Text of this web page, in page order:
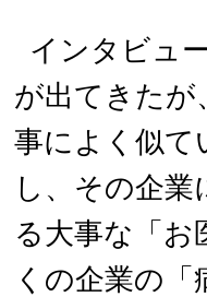
インタビュ
が出てきたが
事によく似て
し、その企
る大事な「
くの企業の